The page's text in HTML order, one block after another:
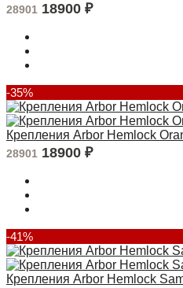
28901 18900 ₽
-35%
Крепления Arbor Hemlock
28901 18900 ₽
-41%
Крепления Arbor Hemlock